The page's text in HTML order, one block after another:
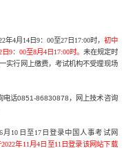
4月14日9：00至27日17:00时， 初中
9：00至8月4日17:00时。 未在规定时
实行网上缴费，考试机构不受理现场
电话0851-86830878，网上技术咨询
月10日至17日登录中国人事考试网
年11月4日至11日登录该网站下载